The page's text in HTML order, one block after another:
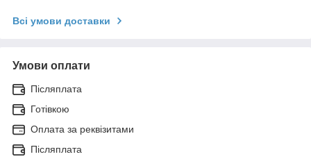
Всі умови доставки
Умови оплати
Післяплата
Готівкою
Оплата за реквізитами
Післяплата